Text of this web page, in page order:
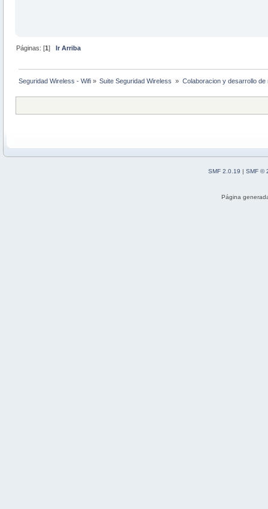
Páginas: [1] Ir Arriba
Seguridad Wireless - Wifi » Suite Seguridad Wireless » Colaboracion y desarrollo de
SMF 2.0.19 | SMF ©
Página